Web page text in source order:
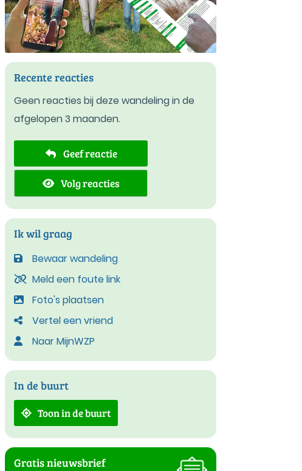
Recente reacties
Geen reacties bij deze wandeling in de
afgelopen 3 maanden.
Geef reactie
Volg reacties
Ik wil graag
Bewaar wandeling
Meld een foute link
Foto's plaatsen
Vertel een vriend
Naar MijnWZP
In de buurt
Toon in de buurt
Gratis nieuwsbrief